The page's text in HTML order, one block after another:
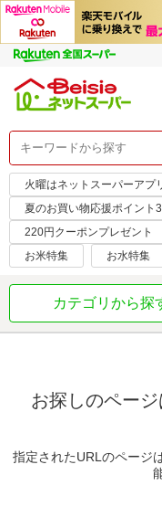
火曜はネットスーパーアプ
夏のお買い物応援ポイント
220円クーポンプレゼント
お米特集
お水特集
カテゴリから探
お探しのページ
指定されたURLのページ